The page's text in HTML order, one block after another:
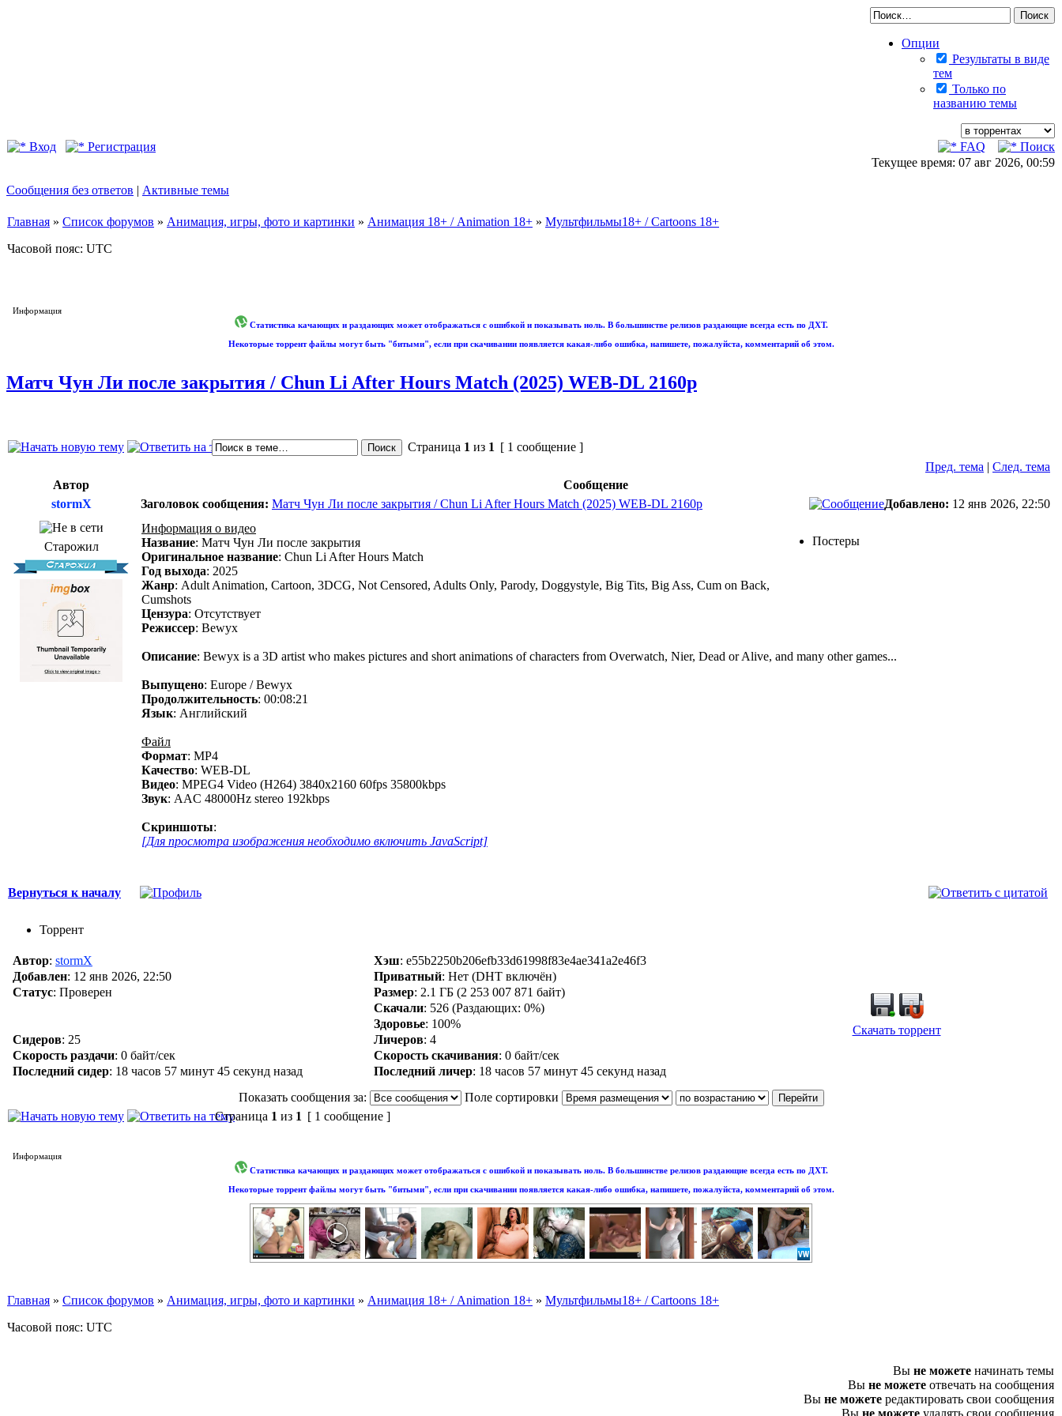
Опции
Результаты в виде
тем
Только по
названию темы
Вход Регистрация FAQ
Поиск
Текущее время: 07 авг 2026, 00:59
Сообщения без ответов | Активные темы
Главная » Список форумов » Анимация, игры, фото и картинки » Анимация 18+ / Animation 18+ » Мультфильмы18+ / Cartoons 18+
Часовой пояс: UTC
Информация
Статистика качающих и раздающих может отображаться с ошибкой и показывать ноль. В большинстве релизов раздающие всегда есть по ДХТ.
Некоторые торрент файлы могут быть "битыми", если при скачивании появляется какая-либо ошибка, напишете, пожалуйста, комментарий об этом.
Матч Чун Ли после закрытия / Chun Li After Hours Match (2025) WEB-DL 2160p
Страница 1 из 1 [ 1 сообщение ]
Пред. тема | След. тема
Автор
Сообщение
stormX
Заголовок сообщения: Матч Чун Ли после закрытия / Chun Li After Hours Match (2025) WEB-DL 2160p Добавлено: 12 янв 2026, 22:50
Старожил Постеры
Информация о видео
Название: Матч Чун Ли после закрытия
Оригинальное название: Chun Li After Hours Match
Год выхода: 2025
Жанр: Adult Animation, Cartoon, 3DCG, Not Censored, Adults Only, Parody, Doggystyle, Big Tits, Big Ass, Cum on Back,
Cumshots
Цензура: Отсутствует
Режиссер: Bewyx
Описание: Bewyx is a 3D artist who makes pictures and short animations of characters from Overwatch, Nier, Dead or Alive, and many other games...
Выпущено: Europe / Bewyx
Продолжительность: 00:08:21
Язык: Английский
Файл
Формат: MP4
Качество: WEB-DL
Видео: MPEG4 Video (H264) 3840x2160 60fps 35800kbps
Звук: AAC 48000Hz stereo 192kbps
Скриншоты:
[Для просмотра изображения необходимо включить JavaScript]
Вернуться к началу
Торрент
Автор: stormX Хэш: e55b2250b206efb33d61998f83e4ae341a2e46f3
Добавлен: 12 янв 2026, 22:50 Приватный: Нет (DHT включён)
Статус: Проверен Размер: 2.1 ГБ (2 253 007 871 байт)
Скачали: 526 (Раздающих: 0%)
Здоровье: 100%
Сидеров: 25 Личеров: 4
Скорость раздачи: 0 байт/сек Скорость скачивания: 0 байт/сек
Последний сидер: 18 часов 57 минут 45 секунд назад Последний личер: 18 часов 57 минут 45 секунд назад
Скачать торрент
Показать сообщения за:
Поле сортировки
Страница 1 из 1 [ 1 сообщение ]
Информация
Статистика качающих и раздающих может отображаться с ошибкой и показывать ноль. В большинстве релизов раздающие всегда есть по ДХТ.
Некоторые торрент файлы могут быть "битыми", если при скачивании появляется какая-либо ошибка, напишете, пожалуйста, комментарий об этом.
Главная » Список форумов » Анимация, игры, фото и картинки » Анимация 18+ / Animation 18+ » Мультфильмы18+ / Cartoons 18+
Часовой пояс: UTC
Вы не можете начинать темы
Вы не можете отвечать на сообщения
Вы не можете редактировать свои сообщения
Вы не можете удалять свои сообщения